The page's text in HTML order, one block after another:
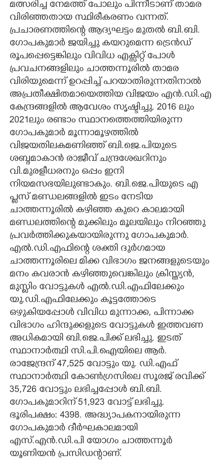
മത്സരിച്ച നേമത്ത് പോലും പിന്നീടാണ് താമര
വിരിഞ്ഞതായ സ്ഥിരീകരണം വന്നത്.
പ്രചാരണത്തിന്റെ ആദ്യഘട്ടം മുതൽ ബി.ബി.
ഗോപകുമാർ ജയിച്ചു കയറുമെന്ന ട്രെൻഡ്
രൂപപ്പെട്ടെങ്കിലും വിവിധ എക്സിറ്റ് പോൾ
പ്രവചനങ്ങളിലും ചാത്തന്നൂരിൽ താമര
വിരിയുമെന്ന് ഉറപ്പിച്ച് പറയാതിരുന്നതിനാൽ
അപ്രതീക്ഷിതമായെത്തിയ വിജയം എൻ.ഡി.എ
കേന്ദ്രങ്ങളിൽ ആവേശം സൃഷ്ടിച്ചു. 2016 ലും
2021ലും രണ്ടാം സ്ഥാനത്തെത്തിയിരുന്ന
ഗോപകുമാർ മൂന്നാമൂഴത്തിൽ
വിജയതിലകമണിഞ്ഞ് ബി.ജെ.പിയുടെ
ശബ്ദമാകാൻ രാജീവ് ചന്ദ്രശേഖറിനും
വി.മുരളീധരനും ഒപ്പം ഇനി
നിയമസഭയിലുണ്ടാകും. ബി.ജെ.പിയുടെ എ
പ്ലസ് മണ്ഡലങ്ങളിൽ ഇടം നേടിയ
ചാത്തന്നൂരിൽ കഴിഞ്ഞ കുറെ കാലമായി
മണ്ഡലത്തിന്റെ മുക്കിലും മൂലയിലും നിറഞ്ഞു
പ്രവർത്തിക്കുകയായിരുന്നു ഗോപകുമാർ.
എൽ.ഡി.എഫിന്റെ ശക്തി ദുർഗമായ
ചാത്തന്നൂരിലെ മിക്ക വിഭാഗം ജനങ്ങളുടെയും
മനം കവരാൻ കഴിഞ്ഞുവെങ്കിലും ക്രിസ്ത്യൻ,
മുസ്ലിം വോട്ടുകൾ എൽ.ഡി.എഫിലേക്കും
യു.ഡി.എഫിലേക്കും കൂട്ടത്തോടെ
ഒഴുകിയപ്പോൾ വിവിധ മുന്നാക്ക, പിന്നാക്ക
വിഭാഗം ഹിന്ദുക്കളുടെ വോട്ടുകൾ ഇത്തവണ
അധികമായി ബി.ജെ.പിക്ക് ലഭിച്ചു. ഇടത്
സ്ഥാനാർത്ഥി സി.പി.ഐയിലെ ആർ.
രാജേന്ദ്രന് 47,525 വോട്ടും യു. ഡി.എഫ്
സ്ഥാനാർത്ഥി കോൺഗ്രസിലെ സൂരജ് രവിക്ക്
35,726 വോട്ടും ലഭിച്ചപ്പോൾ ബി.ബി.
ഗോപകുമാറിന് 51,923 വോട്ട് ലഭിച്ചു.
ഭൂരിപക്ഷം: 4398. അദ്ധ്യാപകനായിരുന്ന
ഗോപകുമാർ ദീർഘകാലമായി
എസ്.എൻ.ഡി.പി യോഗം ചാത്തന്നൂർ
യൂണിയൻ പ്രസിഡന്റാണ്.